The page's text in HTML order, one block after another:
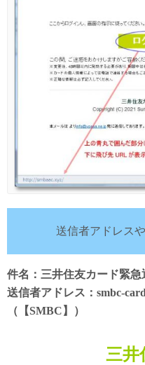
送信者アドレス
件名：三井住友カード緊急
送信者アドレス：smbc-
（【SMBC】）
三井